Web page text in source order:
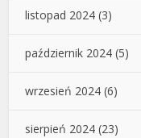
listopad 2024 (3)
październik 2024 (5)
wrzesień 2024 (6)
sierpień 2024 (23)